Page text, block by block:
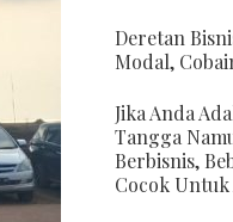
Deretan
Modal,
Jika Anda
Tangga
Berbisnis,
Cocok Untuk